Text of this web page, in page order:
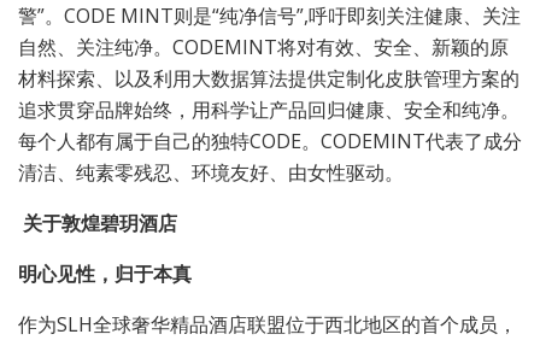
警”。CODE MINT则是“纯净信号”,呼吁即刻关注健康、关注
自然、关注纯净。CODEMINT将对有效、安全、新颖的原
材料探索、以及利用大数据算法提供定制化皮肤管理方案的
追求贯穿品牌始终，用科学让产品回归健康、安全和纯净。
每个人都有属于自己的独特CODE。CODEMINT代表了成分
清洁、纯素零残忍、环境友好、由女性驱动。
关于敦煌碧玥酒店
明心见性，归于本真
作为SLH全球奢华精品酒店联盟位于西北地区的首个成员，